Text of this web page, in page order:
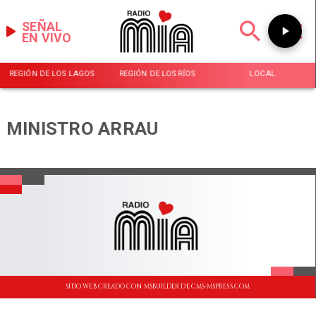
EN VIVO
SEÑAL
REGIÓN DE LOS LAGOS REGIÓN DE LOS RÍOS LOCAL
MINISTRO ARRAU
SITIO WEB CREADO CON MSBUILDER DE CMS-MSPRESS.COM